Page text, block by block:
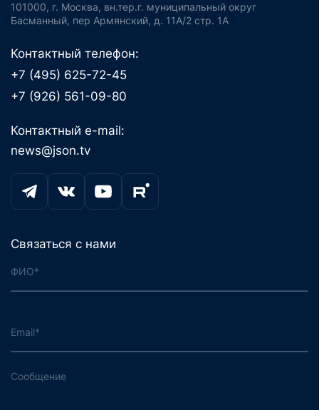
101000, г. Москва, вн.тер.г. муниципальный округ
Басманный, пер Армянский, д. 11А/2 стр. 1А
Контактный телефон:
+7 (495) 625-72-45
+7 (926) 561-09-80
Контактный e-mail:
news@json.tv
Связаться с нами